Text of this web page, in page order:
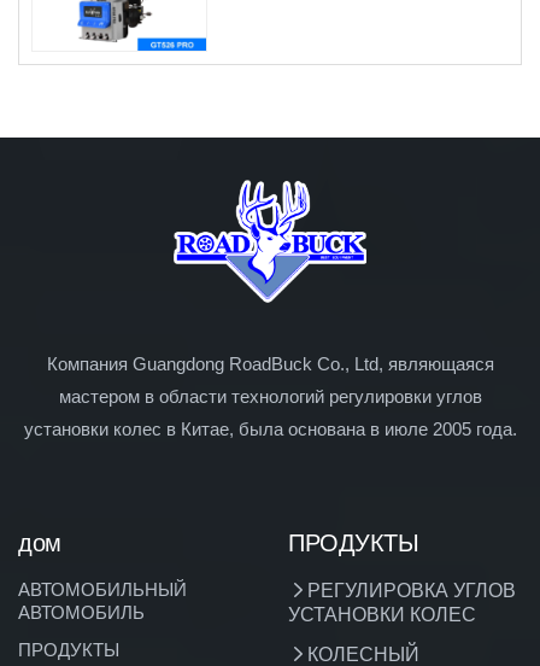
Компания Guangdong RoadBuck Co., Ltd, являющаяся
мастером в области технологий регулировки углов
установки колес в Китае, была основана в июле 2005 года.
дом
АВТОМОБИЛЬНЫЙ
АВТОМОБИЛЬ
ПРОДУКТЫ
ПРОДУКТЫ
РЕГУЛИРОВКА УГЛОВ
УСТАНОВКИ КОЛЕС
КОЛЕСНЫЙ